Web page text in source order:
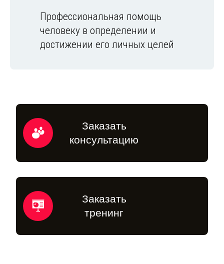
Профессиональная помощь
человеку в определении и
достижении его личных целей
Заказать
консультацию
Заказать
тренинг